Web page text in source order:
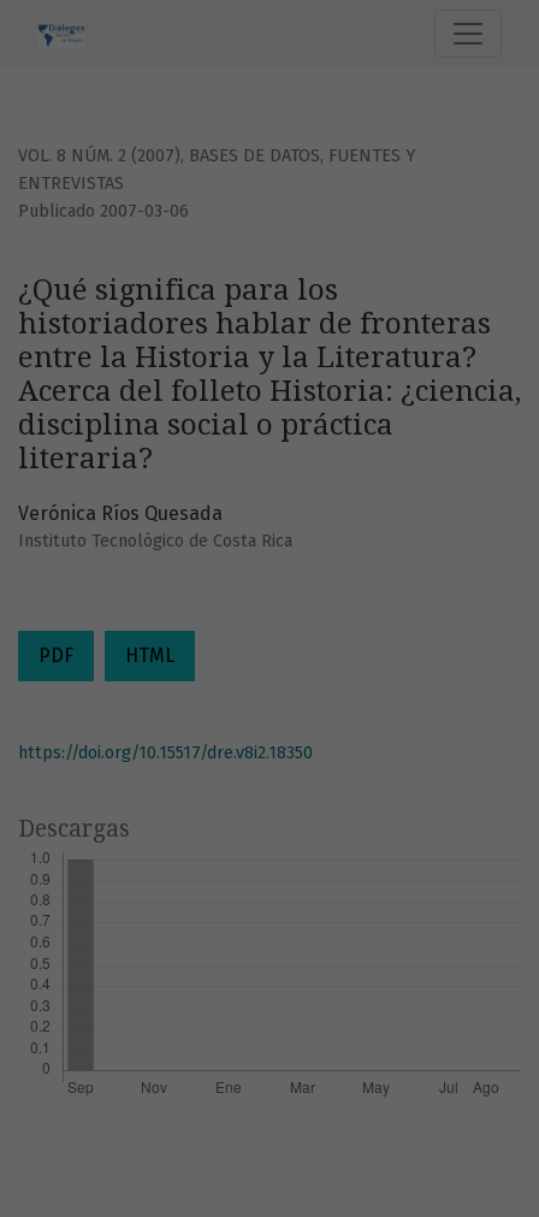
VOL. 8 NÚM. 2 (2007), BASES DE DATOS, FUENTES Y
ENTREVISTAS
¿Qué significa para los
historiadores hablar de fronteras
entre la Historia y la Literatura?
Acerca del folleto Historia: ¿ciencia,
disciplina social o práctica
literaria?
Publicado 2007-03-06
Verónica Ríos Quesada
Instituto Tecnológico de Costa Rica
PDF HTML
https://doi.org/10.15517/dre.v8i2.18350
Descargas